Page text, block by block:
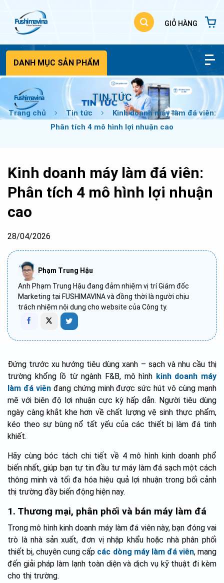
DANH MỤC SẢN PHẨM
TIN TỨC
Trang chủ Tin tức
Kinh doanh máy làm đá viên:
Phân tích 4 mô hình lợi nhuận cao
Kinh doanh máy làm đá viên:
Phân tích 4 mô hình lợi nhuận
cao
28/04/2026
Phạm Trung Hậu
Anh Phạm Trung Hậu đang đảm nhiệm vị trí Giám đốc
Marketing tại FUSHIMAVINA và đồng thời là người chịu
trách nhiệm nội dung cho website của Công ty.
Đứng trước xu hướng tiêu dùng xanh – sạch và nhu cầu thị
trường khổng lồ từ ngành F&B, mô hình kinh doanh máy
làm đá viênđang chứng minh được sức hút vô cùng mạnh
mẽ với biên độ lợi nhuận cực kỳ hấp dẫn. Người tiêu dùng
ngày càng khắt khe hơn về chất lượng vệ sinh thực phẩm,
kéo theo sự bùng nổ tất yếu của các thiết bị làm đá tinh
khiết.
Hãy cùng bóc tách chi tiết về 4 mô hình kinh doanh phổ
biến nhất, giúp bạn tự tin đầu tư máy làm đá sạch một cách
thông minh và tối đa hóa hiệu quả lợi nhuận trong bối cảnh
thị trường đầy biến động hiện nay.
1. Thương mại, phân phối và bán máy làm đá
Trong mô hình kinh doanh máy làm đá viên này, bạn đóng vai
trò là nhà sản xuất, đơn vị nhập khẩu hoặc nhà phân phối
thiết bị, chuyên cung cấp các dòng máy làm đá viên, mang
đến giải pháp làm lạnh toàn diện và dịch vụ kỹ thuật đi kèm
cho thị trường.